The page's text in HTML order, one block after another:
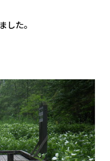
した。